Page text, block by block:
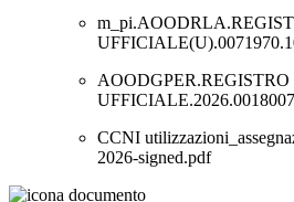
AOODGPER.REGISTRO
CCNI
2026-signed.pdf